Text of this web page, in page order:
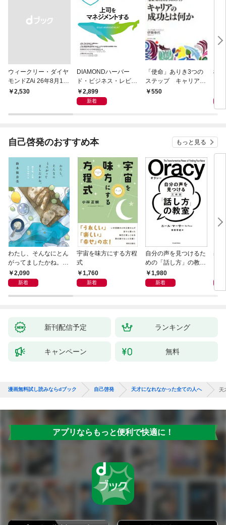
ウィークリー・ダイヤ
モンドZAi 26年8月10
日・17日合併号
￥2,530
DIAMONDハーバー
ド・ビジネス・レビュ
ー 2026年9月号 特集
「上司をマネジメント
2,899
新着
「使命」ありき3つの
ステップ キャリアの
成功とは何か
550
極
自己啓発のおすすめ本 もっと見る
わたし、そんなにとん
がってましたかね。
獅子座、Ａ型、丙午は
めぐる
2,090
新着
宇宙を味方にする方程
式
1,760
新着
自分の声を見つけるた
めの「話し方」の教
室 Ｏｒａｃｙ（オラ
シー）
1,980
新着
基
新刊配信予定 ランキング
キャンペーン 無料
漫画無料試し読みならdブック 自己啓発 天才になれなかった全ての人へ 天
アプリならもっと便利で快適に！